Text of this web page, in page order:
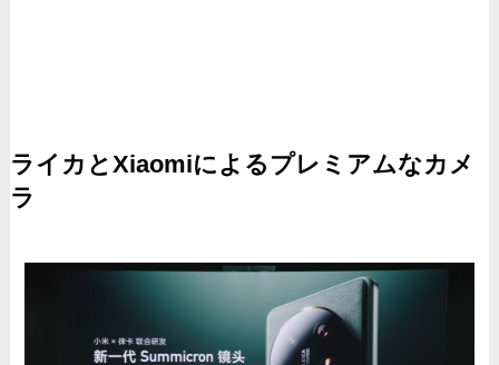
ライカとXiaomiによるプレミアムなカメ
ラ